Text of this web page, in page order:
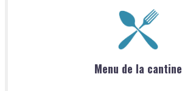
Menu de la cantine